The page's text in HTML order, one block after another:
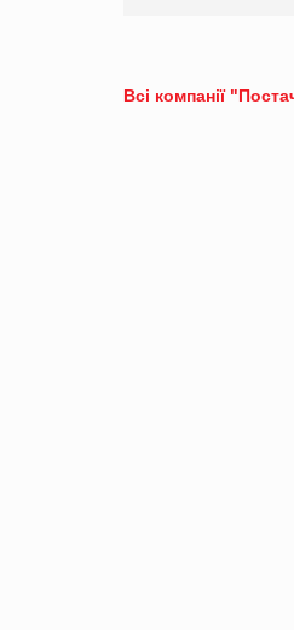
Всі компанії